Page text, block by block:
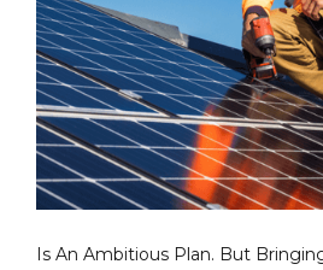
Is An Ambitious Plan. But